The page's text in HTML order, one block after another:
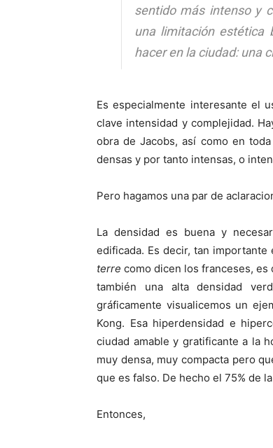
sentido más intenso y
una limitación estética
hacer en la ciudad: una
Es especialmente interesante el
clave intensidad y complejidad.
obra de Jacobs, así como en
densas y por tanto intensas, o
Pero hagamos una par de
La densidad es buena y
edificada. Es decir, tan
terre como dicen los franceses,
también una alta densidad
gráficamente visualicemos un
Kong. Esa hiperdensidad e
ciudad amable y gratificante a la
muy densa, muy compacta pero
que es falso. De hecho el 75% de
Entonces,